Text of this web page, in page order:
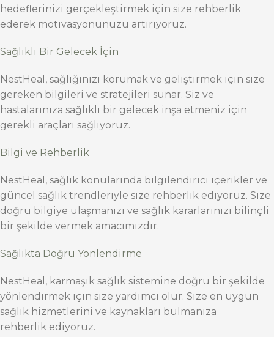
hedeflerinizi gerçekleştirmek için size rehberlik
ederek motivasyonunuzu artırıyoruz.
Sağlıklı Bir Gelecek İçin
NestHeal, sağlığınızı korumak ve geliştirmek için size
gereken bilgileri ve stratejileri sunar. Siz ve
hastalarınıza sağlıklı bir gelecek inşa etmeniz için
gerekli araçları sağlıyoruz.
Bilgi ve Rehberlik
NestHeal, sağlık konularında bilgilendirici içerikler ve
güncel sağlık trendleriyle size rehberlik ediyoruz. Size
doğru bilgiye ulaşmanızı ve sağlık kararlarınızı bilinçli
bir şekilde vermek amacımızdır.
Sağlıkta Doğru Yönlendirme
NestHeal, karmaşık sağlık sistemine doğru bir şekilde
yönlendirmek için size yardımcı olur. Size en uygun
sağlık hizmetlerini ve kaynakları bulmanıza
rehberlik ediyoruz.